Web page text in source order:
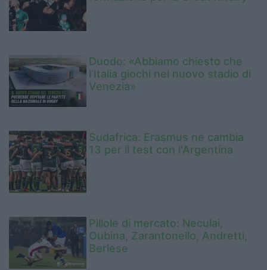
Duodo: «Abbiamo chiesto che
l’Italia giochi nel nuovo stadio di
Venezia»
Sudafrica: Erasmus ne cambia
13 per il test con l'Argentina
Pillole di mercato: Neculai,
Oubina, Zarantonello, Andretti,
Berlese